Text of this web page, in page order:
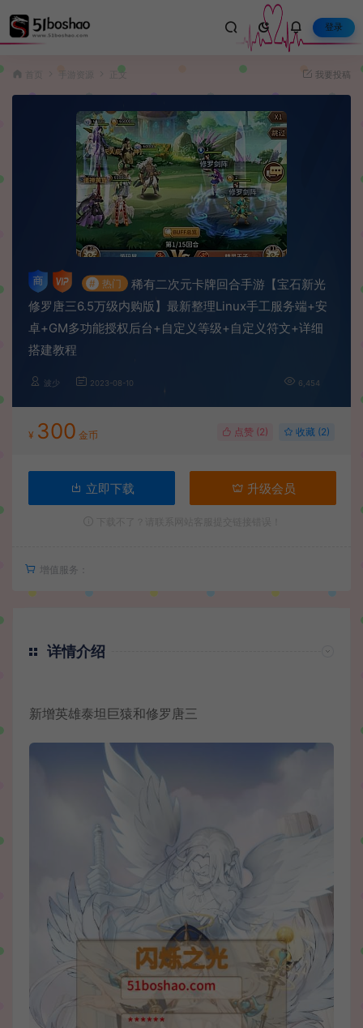
登录
手游资源 正文 我要投稿
# 热门
稀有二次元卡牌回合手游【宝石新光
修罗唐三6.5万级内购版】最新整理Linux手工服务端+安
卓+GM多功能授权后台+自定义等级+自定义符文+详细
搭建教程
波少 2023-08-10 6,454
¥ 300 金币 点赞 (2) 收藏 (2)
立即下载 升级会员
增值服务：
详情介绍
新增英雄泰坦巨猿和修罗唐三